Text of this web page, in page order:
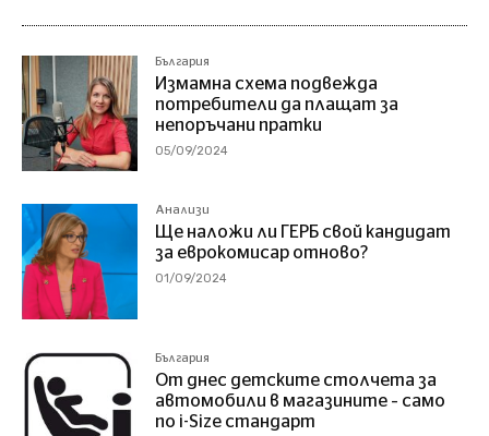
България
Измамна схема подвежда
потребители да плащат за
непоръчани пратки
05/09/2024
Анализи
Ще наложи ли ГЕРБ свой кандидат
за еврокомисар отново?
01/09/2024
България
От днес детските столчета за
автомобили в магазините – само
по i-Size стандарт